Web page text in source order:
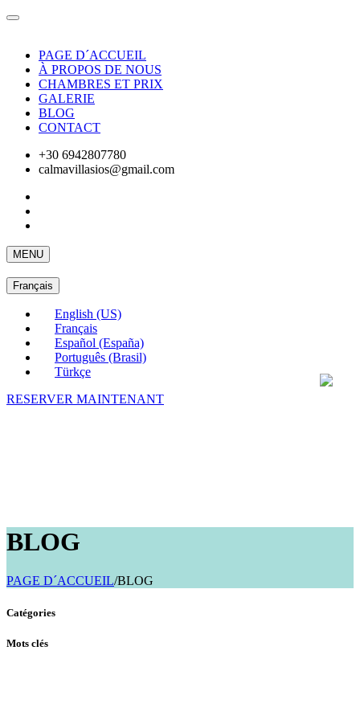
PAGE D´ACCUEIL
À PROPOS DE NOUS
CHAMBRES ET PRIX
GALERIE
BLOG
CONTACT
+30 6942807780
calmavillasios@gmail.com
MENU
Français
English (US)
Français
Español (España)
Português (Brasil)
Türkçe
RESERVER MAINTENANT
BLOG
PAGE D´ACCUEIL/BLOG
Catégories
Mots clés